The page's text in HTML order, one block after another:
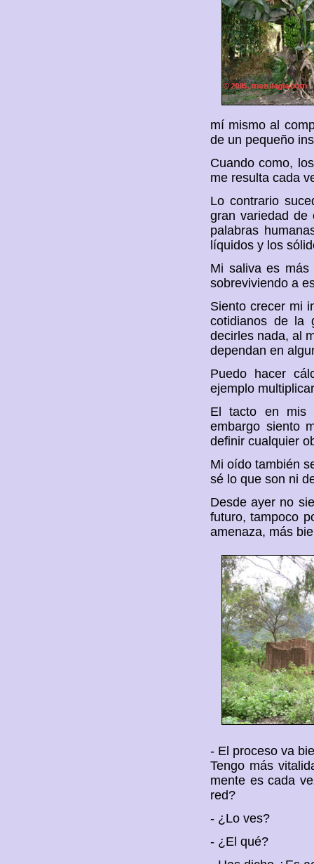
mí mismo al
de un pequeño
Cuando como,
me resulta cada
Lo contrario
gran variedad de
palabras
líquidos y los
Mi saliva es
sobreviviendo a
Siento crecer mi
cotidianos de la
decirles nada, al
dependan en
Puedo hacer
ejemplo
El tacto en mis
embargo siento
definir cualquier
Mi oído también
sé lo que son ni
Desde ayer no
futuro, tampoco
amenaza, más
- El proceso va
Tengo más
mente es cada
red?
- ¿Lo ves?
- ¿El qué?